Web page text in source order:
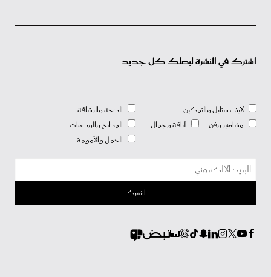
اشترك في النشرة ليصلك كل جديد
لايف ستايل والتمكين
مشاهير وفن
أناقة وجمال
الصحة والرشاقة
المطبخ والوصفات
الحمل والأمومة